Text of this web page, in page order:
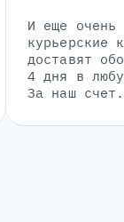
И еще очень
курьерские
доставят
4 дня в
За наш счет.